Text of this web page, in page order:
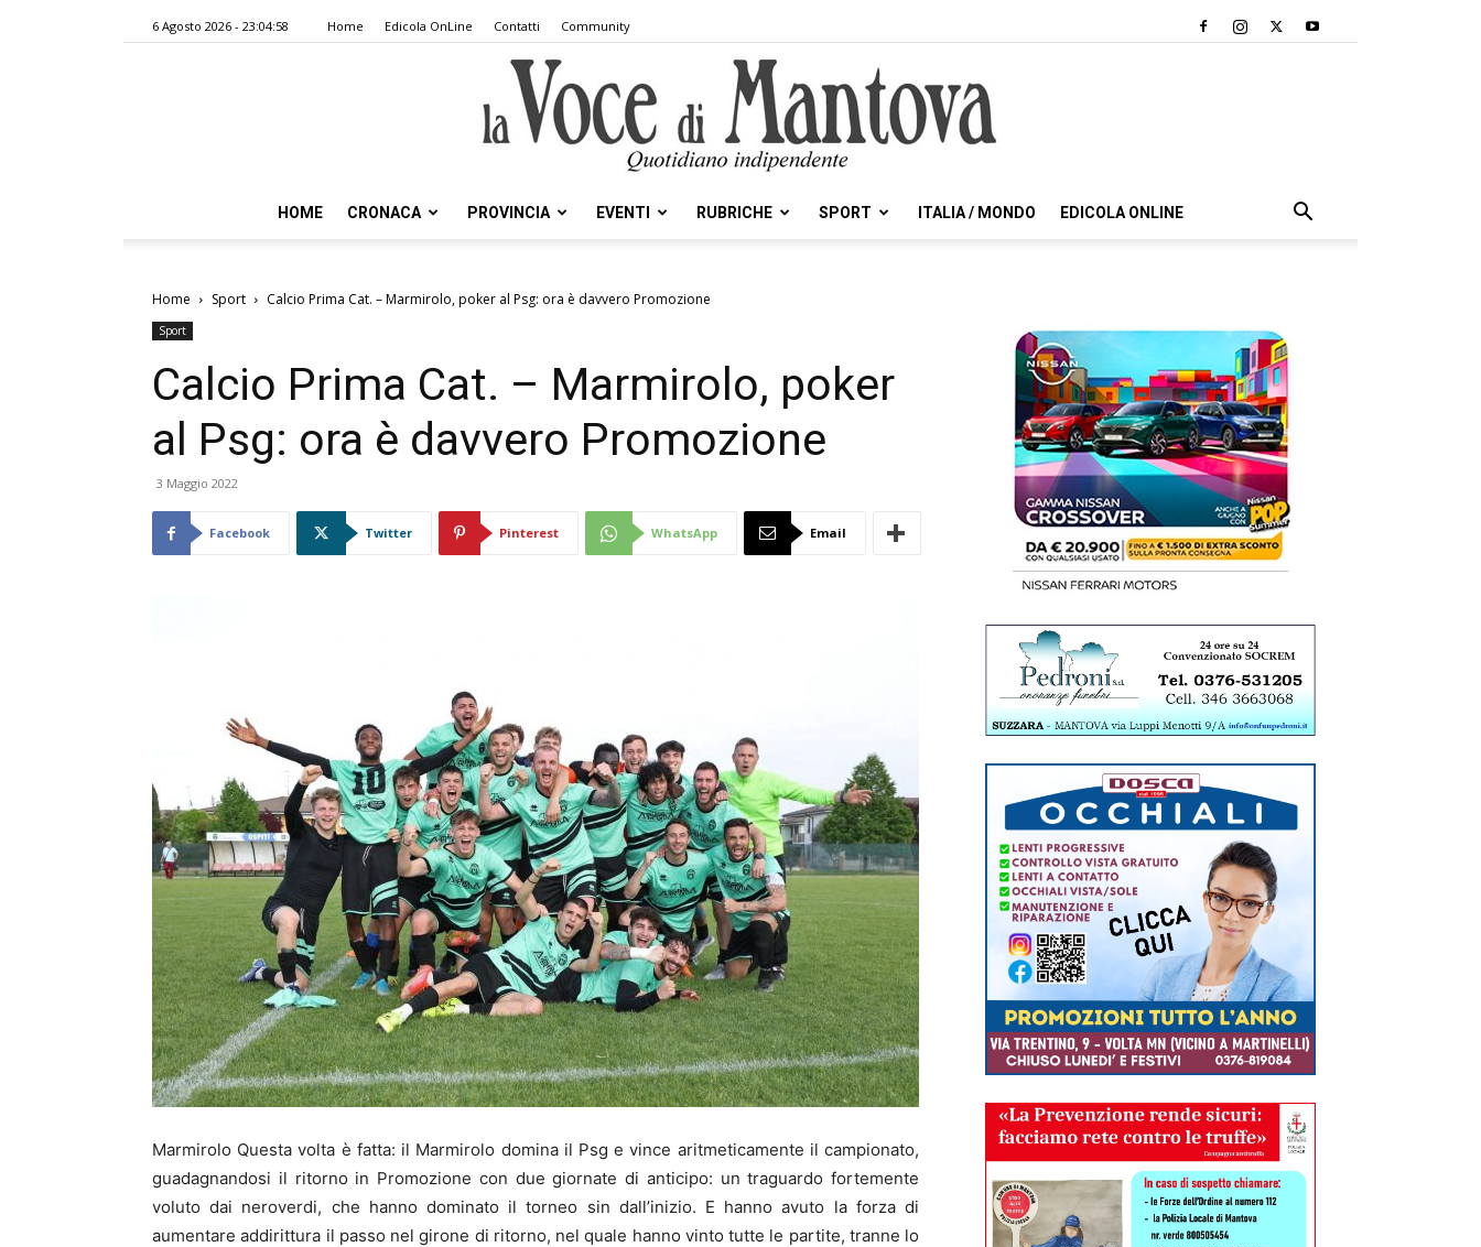
6 Agosto 2026 - 23:04:58 Home Edicola OnLine Contatti Community
Voce
HOME CRONACA PROVINCIA EVENTI RUBRICHE SPORT ITALIA / MONDO EDICOLA ONLINE
Home Sport Calcio Prima Cat. – Marmirolo, poker al Psg: ora è davvero Promozione
Sport
Calcio Prima Cat. – Marmirolo, poker
al Psg: ora è davvero Promozione
3 Maggio 2022
Facebook Twitter Pinterest WhatsApp Email
Marmirolo Questa volta è fatta: il Marmirolo domina il Psg e vince aritmeticamente il campionato,
guadagnandosi il ritorno in Promozione con due giornate di anticipo: un traguardo fortemente
voluto dai neroverdi, che hanno dominato il torneo sin dall’inizio. E hanno avuto la forza di
aumentare addirittura il passo nel girone di ritorno, nel quale hanno vinto tutte le partite, tranne lo